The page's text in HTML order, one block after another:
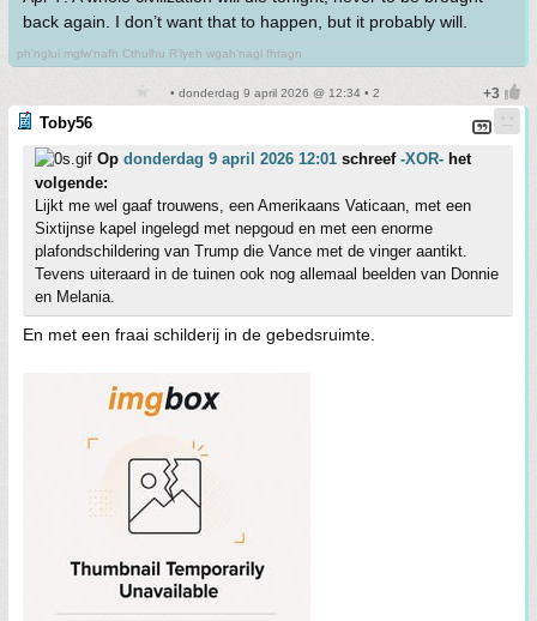
back again. I don’t want that to happen, but it probably will.
ph'nglui mglw'nafh Cthulhu R'lyeh wgah'nagl fhtagn
• donderdag 9 april 2026 @ 12:34 • 2
Toby56
Op donderdag 9 april 2026 12:01 schreef -XOR- het
volgende:
Lijkt me wel gaaf trouwens, een Amerikaans Vaticaan, met een
Sixtijnse kapel ingelegd met nepgoud en met een enorme
plafondschildering van Trump die Vance met de vinger aantikt.
Tevens uiteraard in de tuinen ook nog allemaal beelden van Donnie
en Melania.
En met een fraai schilderij in de gebedsruimte.